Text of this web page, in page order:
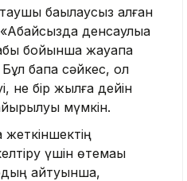
бақылаусыз қалған
денсаулыққа
бойынша жауапқа
бапқа сәйкес, ол
не бір жылға дейін
мүмкін.
үшін өтемақы
айтуынша,